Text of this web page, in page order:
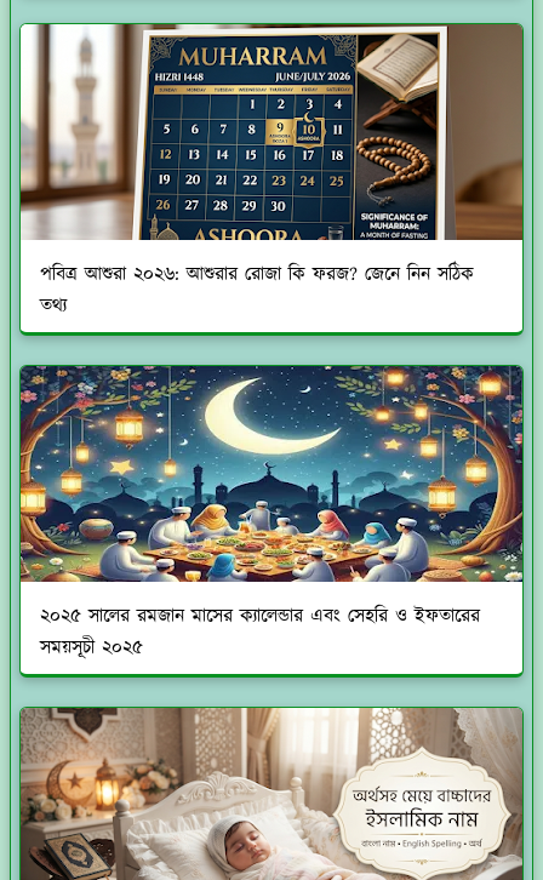
পবিত্র আশুরা ২০২৬: আশুরার রোজা কি ফরজ? জেনে নিন সঠিক
তথ্য
২০২৫ সালের রমজান মাসের ক্যালেন্ডার এবং সেহরি ও ইফতারের
সময়সূচী ২০২৫